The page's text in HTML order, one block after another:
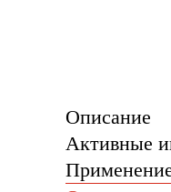
Описание
Активные